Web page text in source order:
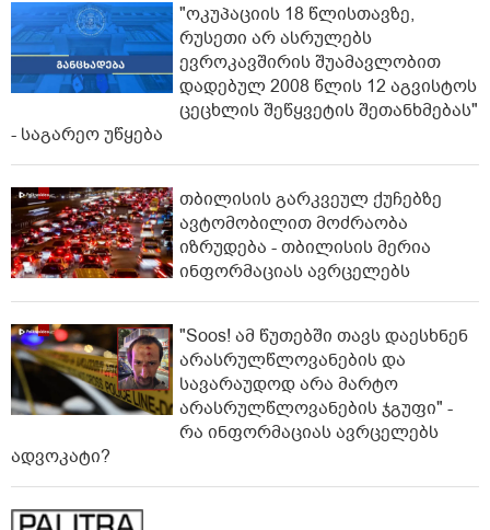
"ოკუპაციის 18 წლისთავზე,
რუსეთი არ ასრულებს
ევროკავშირის შუამავლობით
დადებულ 2008 წლის 12 აგვისტოს
ცეცხლის შეწყვეტის შეთანხმებას"
- საგარეო უწყება
თბილისის გარკვეულ ქუჩებზე
ავტომობილით მოძრაობა
იზრუდება - თბილისის მერია
ინფორმაციას ავრცელებს
"Soos! ამ წუთებში თავს დაესხნენ
არასრულწლოვანების და
სავარაუდოდ არა მარტო
არასრულწლოვანების ჯგუფი" -
რა ინფორმაციას ავრცელებს
ადვოკატი?